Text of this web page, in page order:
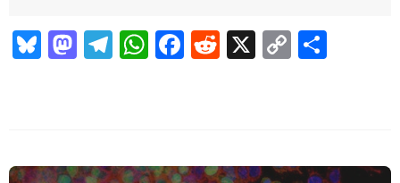
Bl
y
M
d
T
a
W
A
F
b
R
t
X C
Li ar